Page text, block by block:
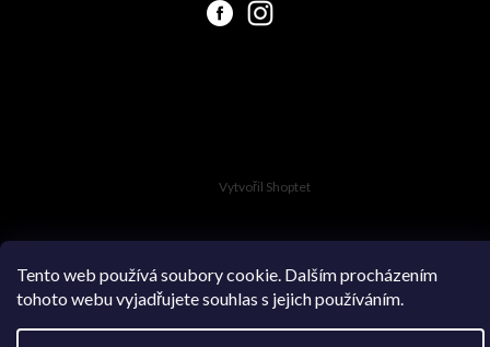
Tento web používá soubory cookie. Dalším procházením
tohoto webu vyjadřujete souhlas s jejich používáním.
Vytvořil Shoptet
Copyright 2026Swimsuit.cz. Všechna práva vyhrazena.